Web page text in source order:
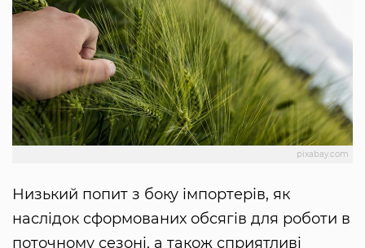
pixabay.com
Низький попит з боку імпортерів, як
наслідок сформованих обсягів для роботи в
поточному сезоні, а також сприятливі